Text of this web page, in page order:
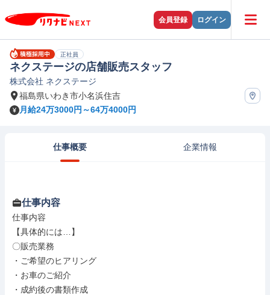
会員登録 ログイン
正社員
ネクステージの店舗販売スタッフ
株式会社 ネクステージ
福島県いわき市小名浜住吉
月給24万3000円～64万4000円
仕事概要 企業情報
仕事内容
仕事内容
【具体的には…】
〇販売業務
・ご希望のヒアリング
・お車のご紹介
・成約後の書類作成